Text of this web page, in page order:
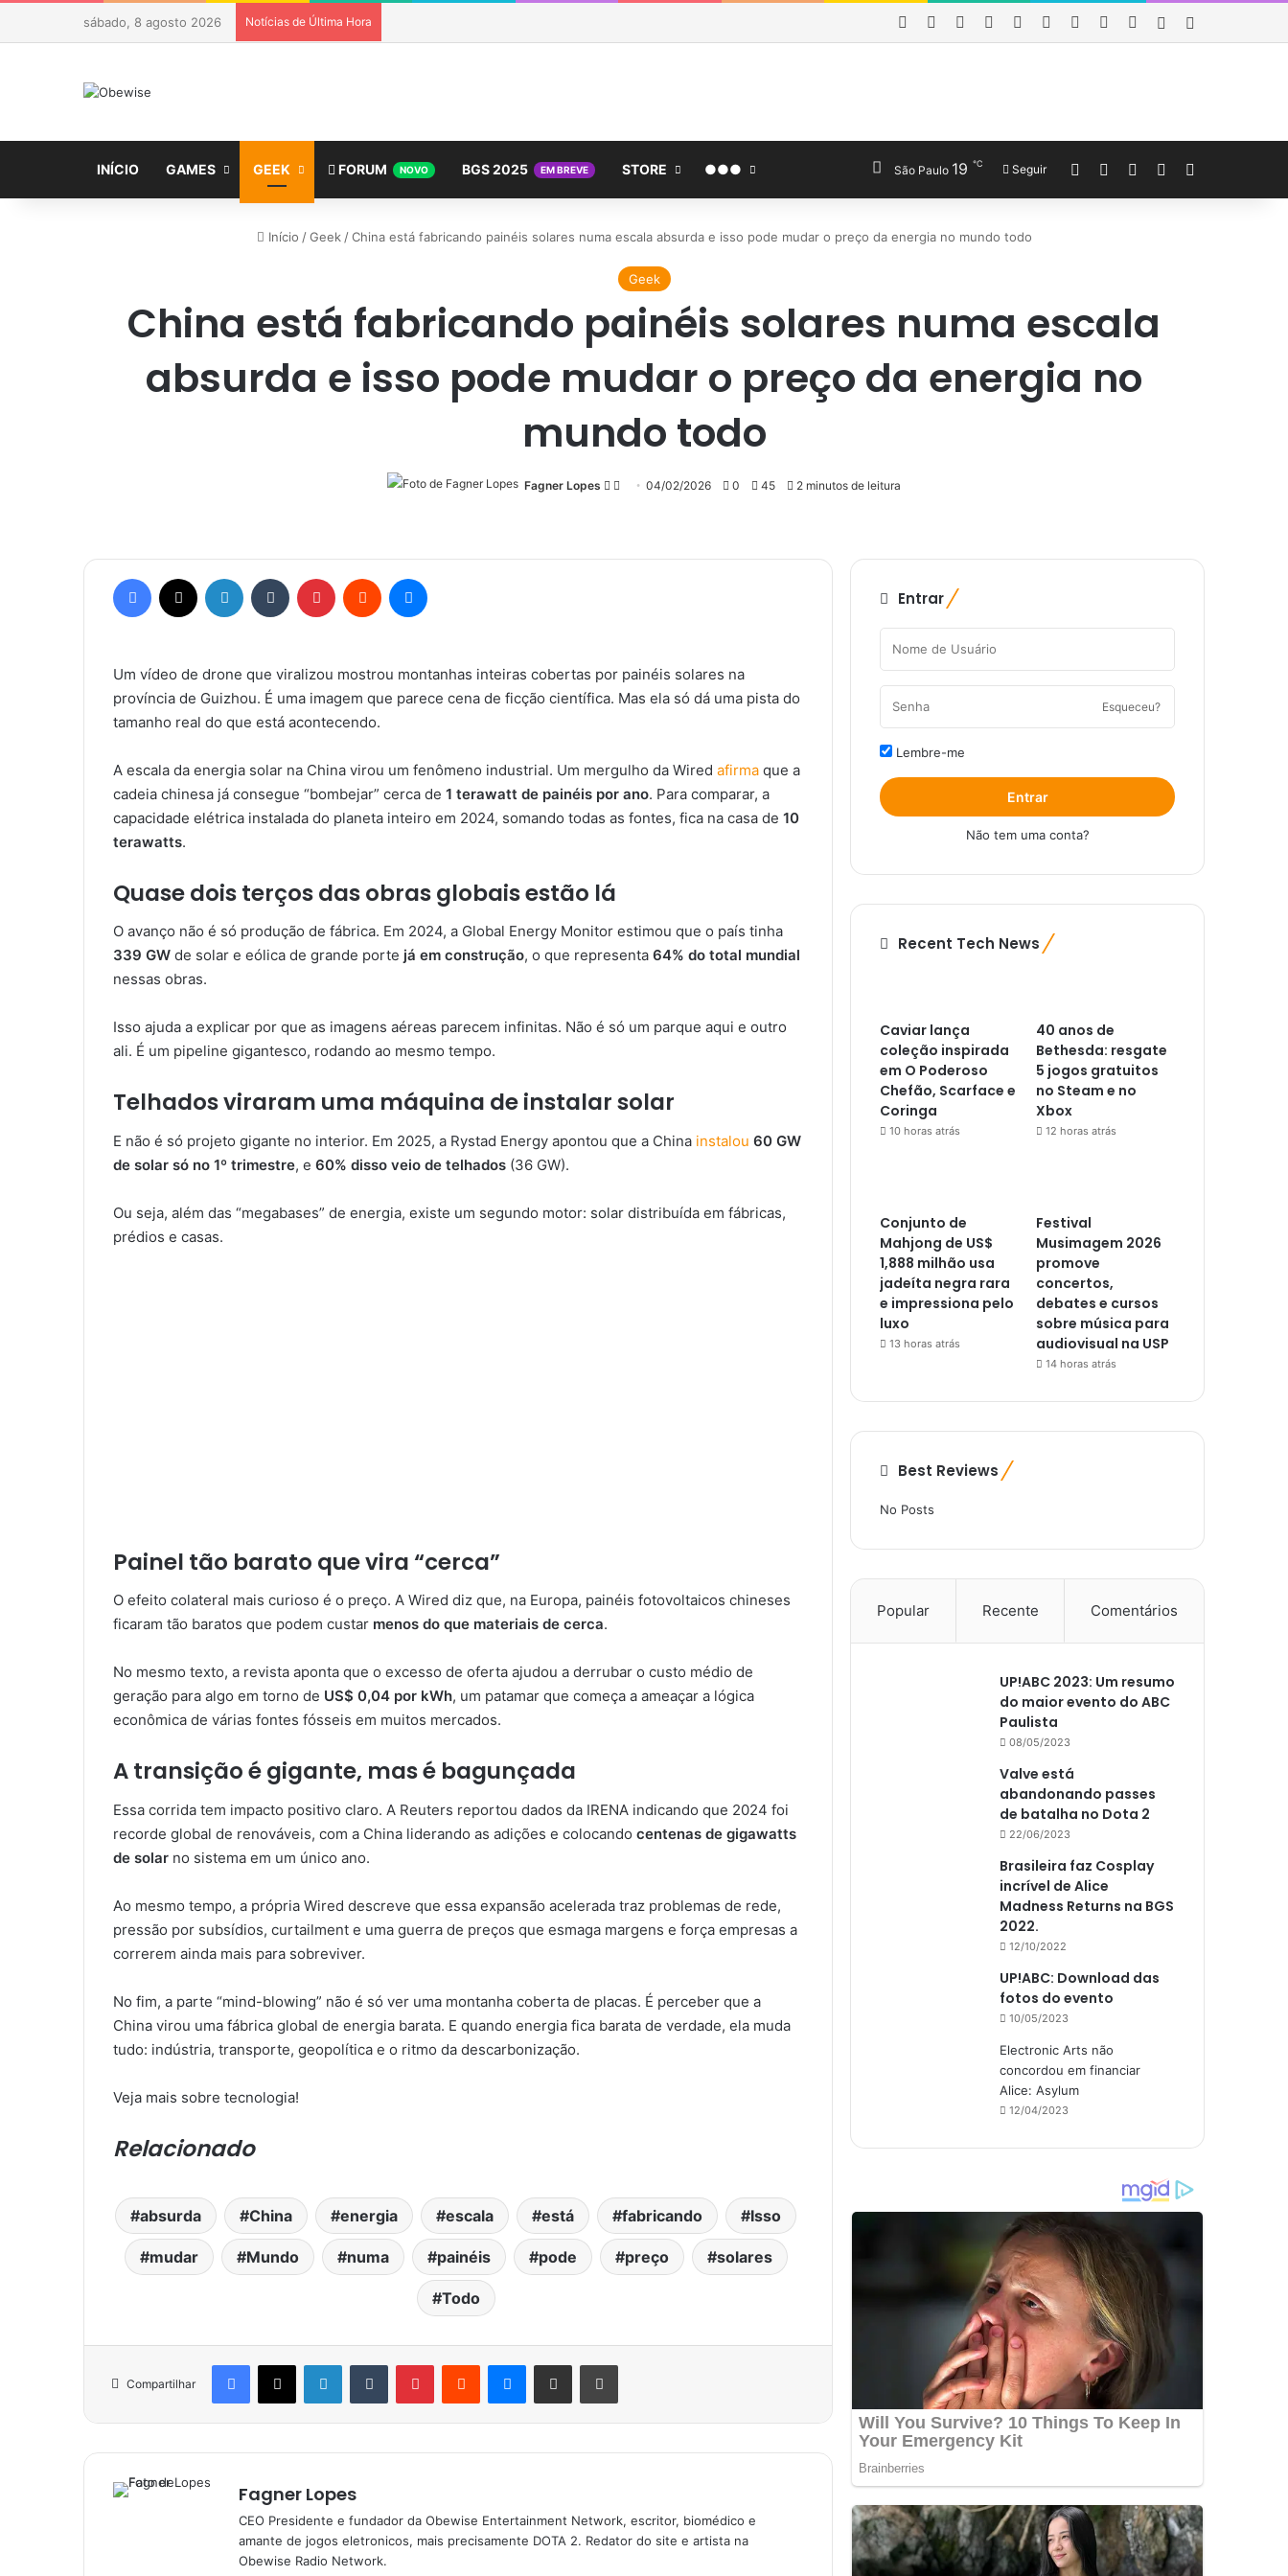
sábado, 8 agosto 2026 Notícias de Última Hora Facebook YouTubeLast.FMSoundCloud
InstagramTelegramWhatsAppObewise Radio
Entrar
INÍCIO GAMES GEEK FORUM NOVO BGS 2025 EM BREVE STORE ●●● São Paulo 19 ℃ Seguir Entrar Veja seu carrinho de
Barra Lateral
Switch skin
Início / Geek / China está fabricando painéis solares numa escala absurda e isso pode mudar o preço da energia no mundo todo
Geek
China está fabricando painéis solares numa escala
absurda e isso pode mudar o preço da energia no
mundo todo
Fagner Lopes
Follow
Mande04/02/2026 0 45 2 minutos de leitura
Um vídeo de drone que viralizou mostrou montanhas inteiras cobertas por painéis solares na
província de Guizhou. É uma imagem que parece cena de ficção científica. Mas ela só dá uma pista do
tamanho real do que está acontecendo.
A escala da energia solar na China virou um fenômeno industrial. Um mergulho da Wired afirma que a
cadeia chinesa já consegue “bombejar” cerca de 1 terawatt de painéis por ano. Para comparar, a
capacidade elétrica instalada do planeta inteiro em 2024, somando todas as fontes, fica na casa de 10
terawatts.
Quase dois terços das obras globais estão lá
O avanço não é só produção de fábrica. Em 2024, a Global Energy Monitor estimou que o país tinha
339 GW de solar e eólica de grande porte já em construção, o que representa 64% do total mundial
nessas obras.
Isso ajuda a explicar por que as imagens aéreas parecem infinitas. Não é só um parque aqui e outro
ali. É um pipeline gigantesco, rodando ao mesmo tempo.
Telhados viraram uma máquina de instalar solar
E não é só projeto gigante no interior. Em 2025, a Rystad Energy apontou que a China instalou 60 GW
de solar só no 1º trimestre, e 60% disso veio de telhados (36 GW).
Ou seja, além das “megabases” de energia, existe um segundo motor: solar distribuída em fábricas,
prédios e casas.
Painel tão barato que vira “cerca”
O efeito colateral mais curioso é o preço. A Wired diz que, na Europa, painéis fotovoltaicos chineses
ficaram tão baratos que podem custar menos do que materiais de cerca.
No mesmo texto, a revista aponta que o excesso de oferta ajudou a derrubar o custo médio de
geração para algo em torno de US$ 0,04 por kWh, um patamar que começa a ameaçar a lógica
econômica de várias fontes fósseis em muitos mercados.
A transição é gigante, mas é bagunçada
Essa corrida tem impacto positivo claro. A Reuters reportou dados da IRENA indicando que 2024 foi
recorde global de renováveis, com a China liderando as adições e colocando centenas de gigawatts
de solar no sistema em um único ano.
Ao mesmo tempo, a própria Wired descreve que essa expansão acelerada traz problemas de rede,
pressão por subsídios, curtailment e uma guerra de preços que esmaga margens e força empresas a
correrem ainda mais para sobreviver.
No fim, a parte “mind-blowing” não é só ver uma montanha coberta de placas. É perceber que a
China virou uma fábrica global de energia barata. E quando energia fica barata de verdade, ela muda
tudo: indústria, transporte, geopolítica e o ritmo da descarbonização.
Veja mais sobre tecnologia!
Relacionado
absurda China energia escala está fabricando Isso
mudar Mundo numa painéis pode preço solares
Todo
Compartilhar
Fagner Lopes
CEO Presidente e fundador da Obewise Entertainment Network, escritor, biomédico e
amante de jogos eletronicos, mais precisamente DOTA 2. Redator do site e artista na
Obewise Radio Network.
Entrar
Esqueceu?
Lembre-me
Entrar
Não tem uma conta?
Recent Tech News
Caviar lança
coleção inspirada
em O Poderoso
Chefão, Scarface e
Coringa
10 horas atrás
40 anos de
Bethesda: resgate
5 jogos gratuitos
no Steam e no
Xbox
12 horas atrás
Conjunto de
Mahjong de US$
1,888 milhão usa
jadeíta negra rara
e impressiona pelo
luxo
13 horas atrás
Festival
Musimagem 2026
promove
concertos,
debates e cursos
sobre música para
audiovisual na USP
14 horas atrás
Best Reviews
No Posts
Popular Recente Comentários
UP!ABC 2023: Um resumo
do maior evento do ABC
Paulista
08/05/2023
Valve está
abandonando passes
de batalha no Dota 2
22/06/2023
Brasileira faz Cosplay
incrível de Alice
Madness Returns na BGS
2022.
12/10/2022
UP!ABC: Download das
fotos do evento
10/05/2023
Electronic Arts não
concordou em financiar
Alice: Asylum
12/04/2023